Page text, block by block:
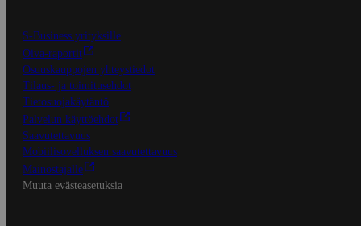
S-Business yrityksille
Oiva-raportit
Osuuskauppojen yhteystiedot
Tilaus- ja toimitusehdot
Tietosuojakäytäntö
Palvelun käyttöehdot
Saavutettavuus
Mobiilisovelluksen saavutettavuus
Mainostajalle
Muuta evästeasetuksia